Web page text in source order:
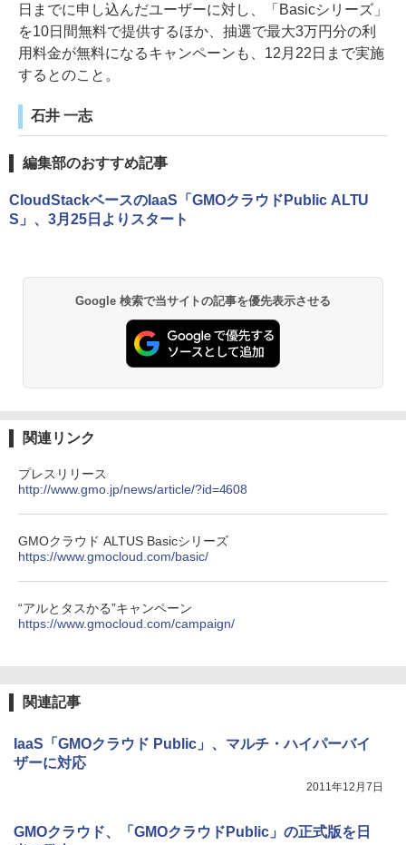
日までに申し込んだユーザーに対し、「Basicシリーズ」
を10日間無料で提供するほか、抽選で最大3万円分の利
用料金が無料になるキャンペーンも、12月22日まで実施
するとのこと。
石井 一志
編集部のおすすめ記事
CloudStackベースのIaaS「GMOクラウドPublic ALTU
S」、3月25日よりスタート
Google 検索で当サイトの記事を優先表示させる
関連リンク
プレスリリース
http://www.gmo.jp/news/article/?id=4608
GMOクラウド ALTUS Basicシリーズ
https://www.gmocloud.com/basic/
“アルとタスかる”キャンペーン
https://www.gmocloud.com/campaign/
関連記事
IaaS「GMOクラウド Public」、マルチ・ハイパーバイ
ザーに対応
2011年12月7日
GMOクラウド、「GMOクラウドPublic」の正式版を日